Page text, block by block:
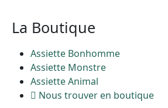
La Boutique
Assiette Bonhomme
Assiette Monstre
Assiette Animal
Nous trouver en boutique